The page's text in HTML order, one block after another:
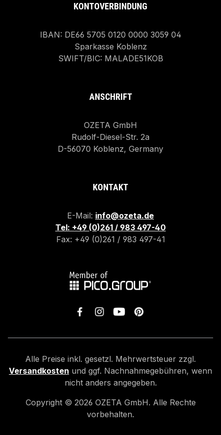
KONTOVERBINDUNG
IBAN: DE66 5705 0120 0000 3059 04
Sparkasse Koblenz
SWIFT/BIC: MALADE51KOB
ANSCHRIFT
OZETA GmbH
Rudolf-Diesel-Str. 2a
D-56070 Koblenz, Germany
KONTAKT
E-Mail: info@ozeta.de
Tel: +49 (0)261 / 983 497-40
Fax: +49 (0)261 / 983 497-41
Alle Preise inkl. gesetzl. Mehrwertsteuer zzgl.
Versandkosten und ggf. Nachnahmegebühren, wenn
nicht anders angegeben.
Copyright © 2026 OZETA GmbH. Alle Rechte
vorbehalten.